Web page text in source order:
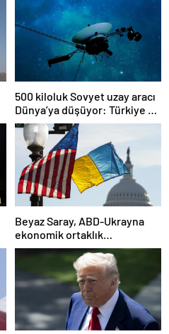
500 kiloluk Sovyet uzay aracı
Dünya’ya düşüyor: Türkiye de
risk altında
Beyaz Saray, ABD-Ukrayna
ekonomik ortaklık
anlaşmasının detaylarını